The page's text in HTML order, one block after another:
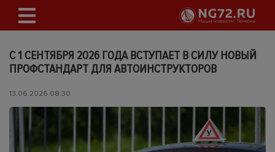
С 1 СЕНТЯБРЯ 2026 ГОДА ВСТУПАЕТ В СИЛУ НОВЫЙ
ПРОФСТАНДАРТ ДЛЯ АВТОИНСТРУКТОРОВ
13.06.2026 08:30